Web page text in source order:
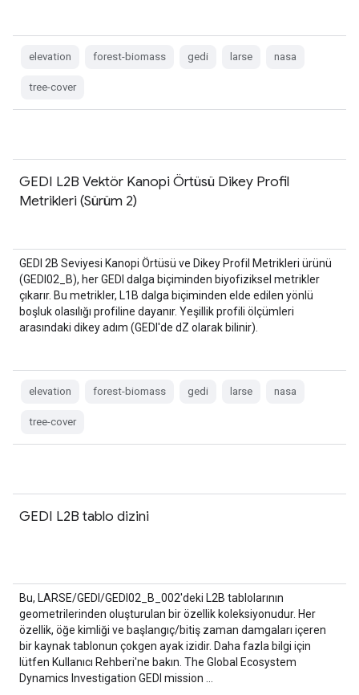
elevation forest-biomass gedi larse nasa
tree-cover
GEDI L2B Vektör Kanopi Örtüsü Dikey Profil
Metrikleri (Sürüm 2)
GEDI 2B Seviyesi Kanopi Örtüsü ve Dikey Profil Metrikleri ürünü
(GEDI02_B), her GEDI dalga biçiminden biyofiziksel metrikler
çıkarır. Bu metrikler, L1B dalga biçiminden elde edilen yönlü
boşluk olasılığı profiline dayanır. Yeşillik profili ölçümleri
arasındaki dikey adım (GEDI'de dZ olarak bilinir).
elevation forest-biomass gedi larse nasa
tree-cover
GEDI L2B tablo dizini
Bu, LARSE/GEDI/GEDI02_B_002'deki L2B tablolarının
geometrilerinden oluşturulan bir özellik koleksiyonudur. Her
özellik, öğe kimliği ve başlangıç/bitiş zaman damgaları içeren
bir kaynak tablonun çokgen ayak izidir. Daha fazla bilgi için
lütfen Kullanıcı Rehberi'ne bakın. The Global Ecosystem
Dynamics Investigation GEDI mission …